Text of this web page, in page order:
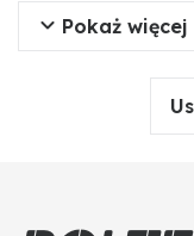
Liczba otworów: 1
Pokaż więcej